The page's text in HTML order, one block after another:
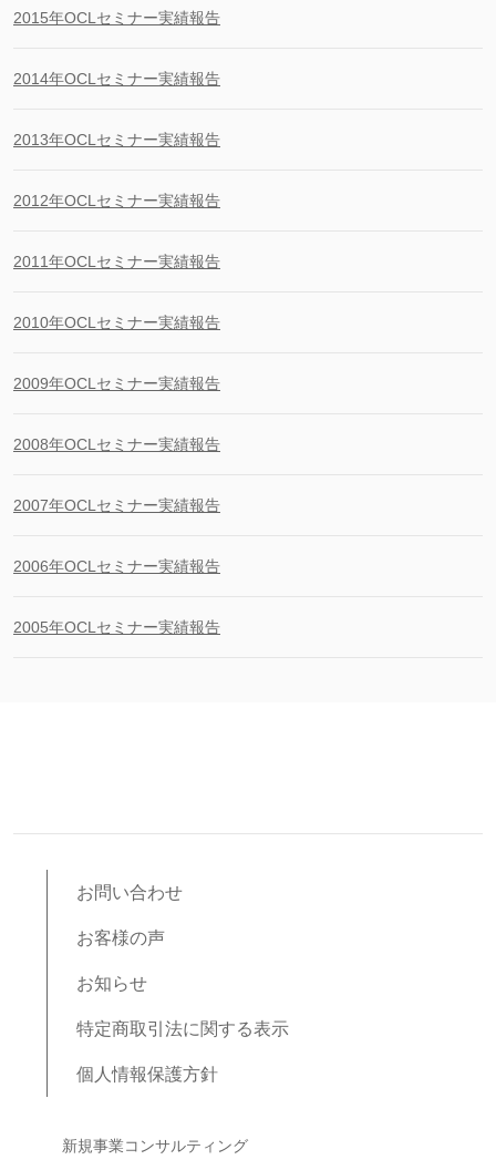
2015年OCLセミナー実績報告
2014年OCLセミナー実績報告
2013年OCLセミナー実績報告
2012年OCLセミナー実績報告
2011年OCLセミナー実績報告
2010年OCLセミナー実績報告
2009年OCLセミナー実績報告
2008年OCLセミナー実績報告
2007年OCLセミナー実績報告
2006年OCLセミナー実績報告
2005年OCLセミナー実績報告
お問い合わせ
お客様の声
お知らせ
特定商取引法に関する表示
個人情報保護方針
新規事業コンサルティング